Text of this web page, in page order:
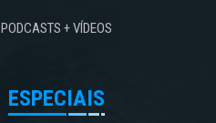
PODCASTS + VÍDEOS
ESPECIAIS